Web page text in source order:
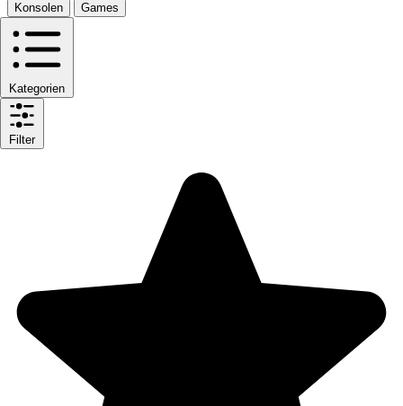
Konsolen Games
Kategorien
Filter